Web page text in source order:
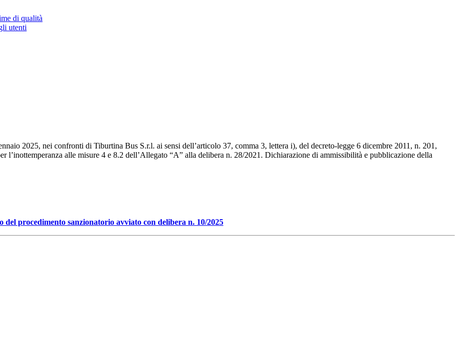
di qualità
utenti
2025, nei confronti di Tiburtina Bus S.r.l. ai sensi dell’articolo 37, comma 3, lettera i), del decreto-legge 6 dicembre 2011, n. 201,
l’inottemperanza alle misure 4 e 8.2 dell’Allegato “A” alla delibera n. 28/2021. Dichiarazione di ammissibilità e pubblicazione della
procedimento sanzionatorio avviato con delibera n. 10/2025